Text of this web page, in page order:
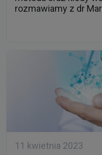
11 kwietnia 2023
Jak powinno
badań